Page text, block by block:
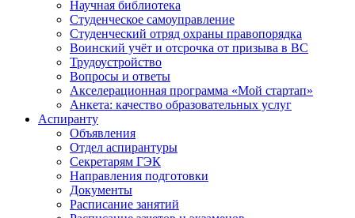
Научная библиотека
Студенческое самоуправление
Студенческий отряд охраны правопорядка
Воинский учёт и отсрочка от призыва в ВС
Трудоустройство
Вопросы и ответы
Акселерационная программа «Мой стартап»
Анкета: качество образовательных услуг
Аспиранту
Объявления
Отдел аспирантуры
Секретарям ГЭК
Направления подготовки
Документы
Расписание занятий